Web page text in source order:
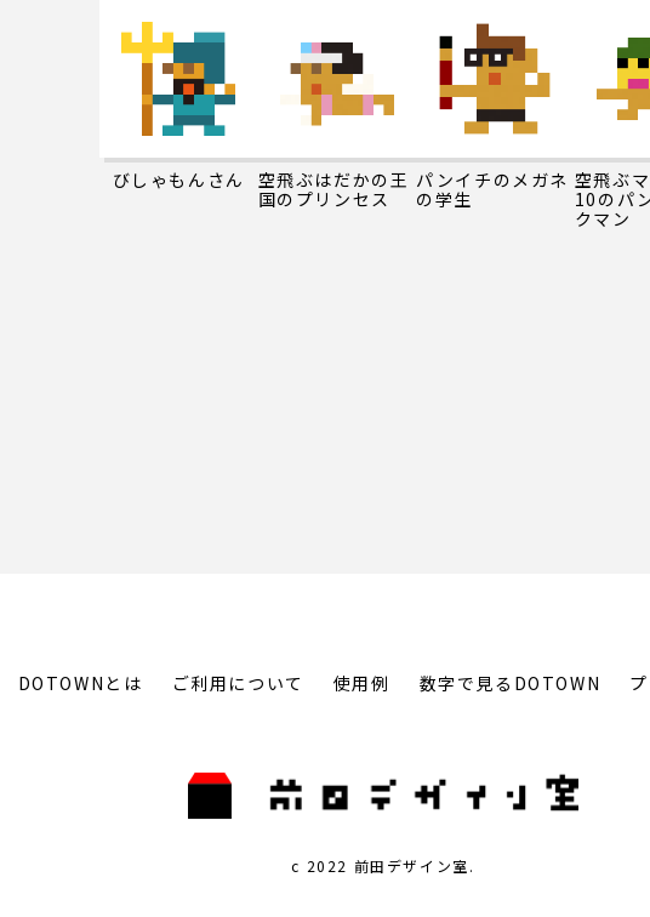
びしゃもんさん
空飛ぶはだかの王
国のプリンセス
パンイチのメガネ
の学生
空飛ぶ
10のパ
クマン
DOTOWNとは ご利用について 使用例 数字で見るDOTOWN
c 2022 前田デザイン室.